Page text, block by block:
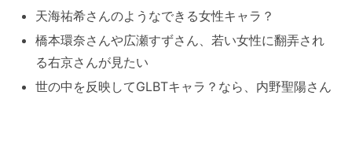
天海祐希さんのようなできる女性キャラ？
橋本環奈さんや広瀬すずさん、若い女性に翻弄され
る右京さんが見たい
世の中を反映してGLBTキャラ？なら、内野聖陽さん